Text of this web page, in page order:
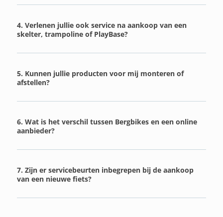
4. Verlenen jullie ook service na aankoop van een
skelter, trampoline of PlayBase?
5. Kunnen jullie producten voor mij monteren of
afstellen?
6. Wat is het verschil tussen Bergbikes en een online
aanbieder?
7. Zijn er servicebeurten inbegrepen bij de aankoop
van een nieuwe fiets?